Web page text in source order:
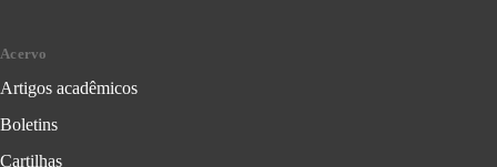
Acervo
Artigos acadêmicos
Boletins
Cartilhas